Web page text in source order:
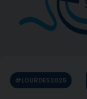
#LOURDES2025